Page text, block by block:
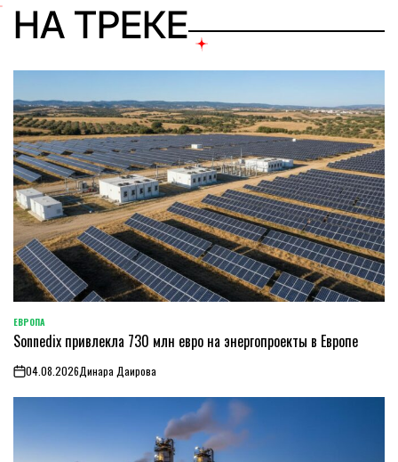
НА ТРЕКЕ
ОПУБЛИКОВАНО
В
ЕВРОПА
Sonnedix привлекла 730 млн евро на энергопроекты в Европе
on04.08.2026Динара Даирова